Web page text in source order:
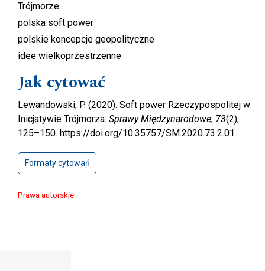
Trójmorze
polska soft power
polskie koncepcje geopolityczne
idee wielkoprzestrzenne
Jak cytować
Lewandowski, P. (2020). Soft power Rzeczypospolitej w
Inicjatywie Trójmorza. Sprawy Międzynarodowe, 73(2),
125–150. https://doi.org/10.35757/SM.2020.73.2.01
Formaty cytowań
Prawa autorskie